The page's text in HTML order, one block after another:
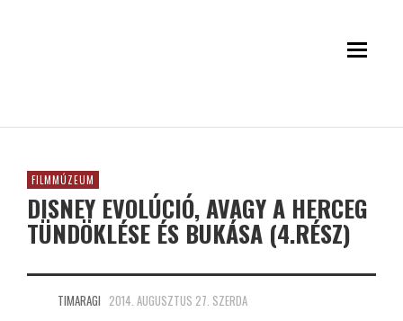
FILMMÚZEUM
DISNEY EVOLÚCIÓ, AVAGY A HERCEG
TÜNDÖKLÉSE ÉS BUKÁSA (4.RÉSZ)
TIMARAGI 2014. AUGUSZTUS 27. SZERDA